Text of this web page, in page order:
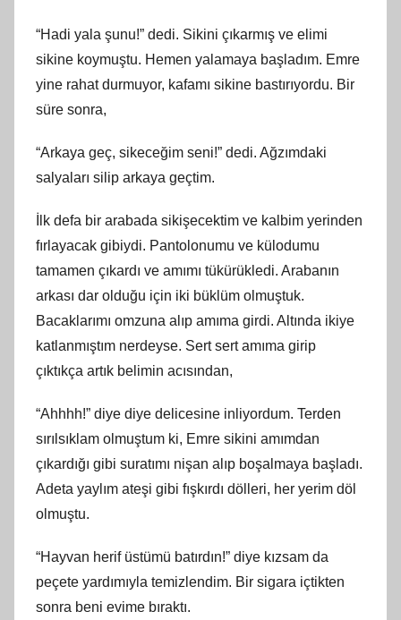
“Hadi yala şunu!” dedi. Sikini çıkarmış ve elimi
sikine koymuştu. Hemen yalamaya başladım. Emre
yine rahat durmuyor, kafamı sikine bastırıyordu. Bir
süre sonra,
“Arkaya geç, sikeceğim seni!” dedi. Ağzımdaki
salyaları silip arkaya geçtim.
İlk defa bir arabada sikişecektim ve kalbim yerinden
fırlayacak gibiydi. Pantolonumu ve külodumu
tamamen çıkardı ve amımı tükürükledi. Arabanın
arkası dar olduğu için iki büklüm olmuştuk.
Bacaklarımı omzuna alıp amıma girdi. Altında ikiye
katlanmıştım nerdeyse. Sert sert amıma girip
çıktıkça artık belimin acısından,
“Ahhhh!” diye diye delicesine inliyordum. Terden
sırılsıklam olmuştum ki, Emre sikini amımdan
çıkardığı gibi suratımı nişan alıp boşalmaya başladı.
Adeta yaylım ateşi gibi fışkırdı dölleri, her yerim döl
olmuştu.
“Hayvan herif üstümü batırdın!” diye kızsam da
peçete yardımıyla temizlendim. Bir sigara içtikten
sonra beni evime bıraktı.